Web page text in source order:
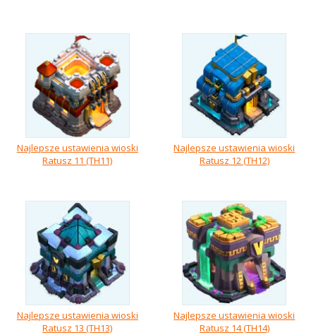
Najlepsze ustawienia wioski
Ratusz 11 (TH11)
Najlepsze ustawienia wioski
Ratusz 12 (TH12)
Najlepsze ustawienia wioski
Ratusz 13 (TH13)
Najlepsze ustawienia wioski
Ratusz 14 (TH14)